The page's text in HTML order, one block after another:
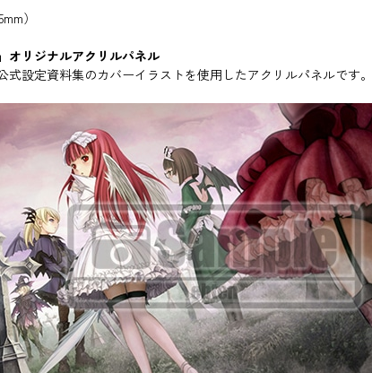
）
オリジナルアクリルパネル
式設定資料集のカバーイラストを使用したアクリルパネルです。